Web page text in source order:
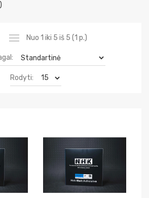
Nuo 1 iki 5 iš 5 (1 p.)
Rodyti: